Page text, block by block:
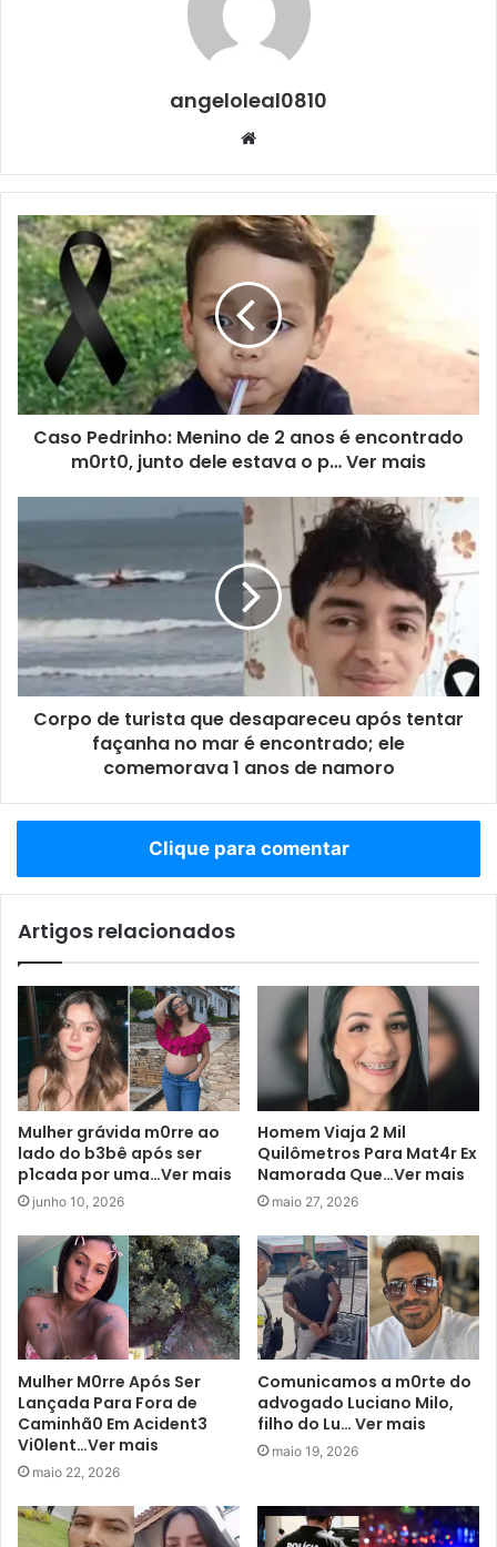
angeloleal0810
Website
Caso Pedrinho: Menino de 2 anos é encontrado
m0rt0, junto dele estava o p… Ver mais
Corpo de turista que desapareceu após tentar
façanha no mar é encontrado; ele
comemorava 1 anos de namoro
Clique para comentar
Artigos relacionados
Mulher grávida m0rre ao
lado do b3bê após ser
p1cada por uma…Ver mais
junho 10, 2026
Homem Viaja 2 Mil
Quilômetros Para Mat4r Ex
Namorada Que…Ver mais
maio 27, 2026
Mulher M0rre Após Ser
Lançada Para Fora de
Caminhã0 Em Acident3
Vi0lent…Ver mais
maio 22, 2026
Comunicamos a m0rte do
advogado Luciano Milo,
filho do Lu… Ver mais
maio 19, 2026